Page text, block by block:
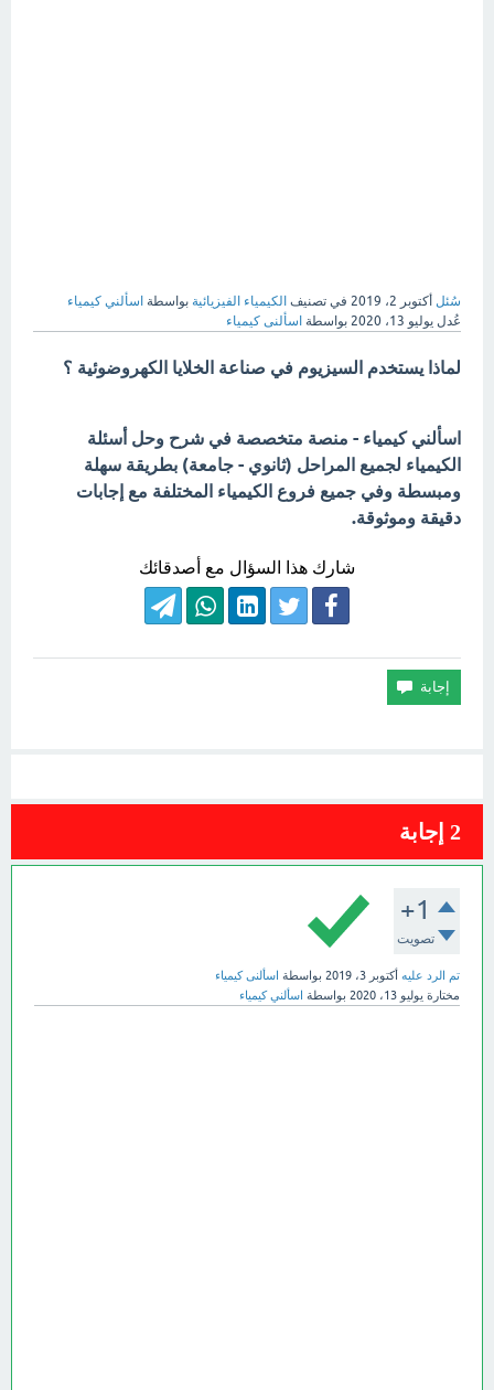
سُئل أكتوبر 2، 2019 في تصنيف الكيمياء الفيزيائية بواسطة اسألني كيمياء
عُدل يوليو 13، 2020 بواسطة اسألنى كيمياء
لماذا يستخدم السيزيوم في صناعة الخلايا الكهروضوئية ؟
اسألني كيمياء - منصة متخصصة في شرح وحل أسئلة
الكيمياء لجميع المراحل (ثانوي - جامعة) بطريقة سهلة
ومبسطة وفي جميع فروع الكيمياء المختلفة مع إجابات
دقيقة وموثوقة.
شارك هذا السؤال مع أصدقائك
2 إجابة
+1
تصويت
تم الرد عليه أكتوبر 3، 2019 بواسطة اسألنى كيمياء
مختارة يوليو 13، 2020 بواسطة اسألني كيمياء